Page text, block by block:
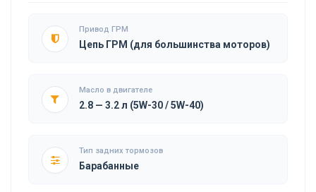
Привод ГРМ
Цепь ГРМ (для большинства моторов)
Масло в двигателе
2.8 — 3.2 л (5W-30 / 5W-40)
Тип задних тормозов
Барабанные